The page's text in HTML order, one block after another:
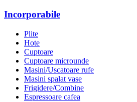
Incorporabile
Plite
Hote
Cuptoare
Cuptoare microunde
Masini/Uscatoare rufe
Masini spalat vase
Frigidere/Combine
Espressoare cafea